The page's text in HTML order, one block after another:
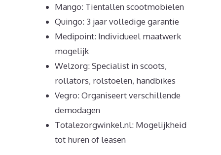
Mango: Tientallen scootmobielen
Quingo: 3 jaar volledige garantie
Medipoint: Individueel maatwerk
mogelijk
Welzorg: Specialist in scoots,
rollators, rolstoelen, handbikes
Vegro: Organiseert verschillende
demodagen
Totalezorgwinkel.nl: Mogelijkheid
tot huren of leasen